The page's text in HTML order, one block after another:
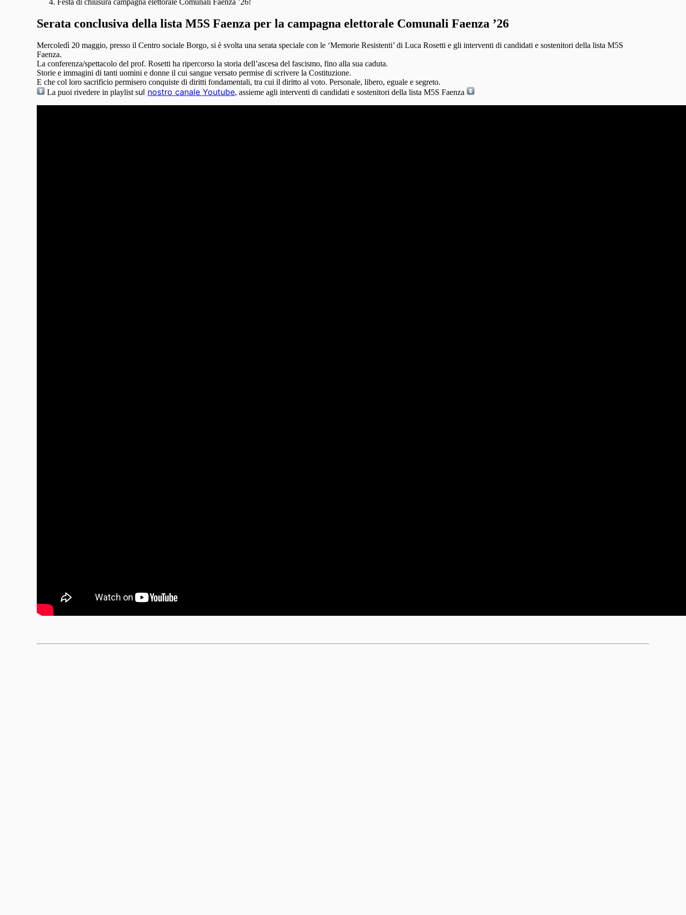
Festa di chiusura campagna elettorale Comunali Faenza ’26!
Serata conclusiva della lista M5S Faenza per la campagna elettorale Comunali Faenza ’26
Mercoledì 20 maggio, presso il Centro sociale Borgo, si è svolta una serata speciale con le ‘Memorie Resistenti’ di Luca Rosetti e gli interventi di candidati e sostenitori della lista M5S
Faenza.
La conferenza/spettacolo del prof. Rosetti ha ripercorso la storia dell’ascesa del fascismo, fino alla sua caduta.
Storie e immagini di tanti uomini e donne il cui sangue versato permise di scrivere la Costituzione.
E che col loro sacrificio permisero conquiste di diritti fondamentali, tra cui il diritto al voto. Personale, libero, eguale e segreto.
La puoi rivedere in playlist sul nostro canale Youtube, assieme agli interventi di candidati e sostenitori della lista M5S Faenza